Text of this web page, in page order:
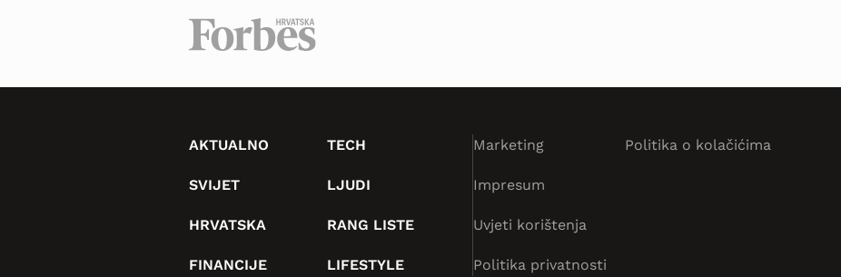
AKTUALNO
SVIJET
HRVATSKA
FINANCIJE
TECH
LJUDI
RANG LISTE
LIFESTYLE
Marketing
Impresum
Uvjeti korištenja
Politika privatnosti
Politika o kolačićima